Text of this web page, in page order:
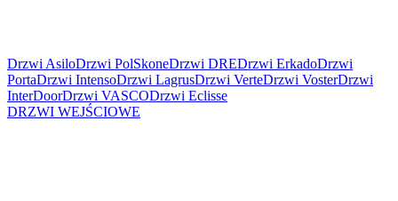
Drzwi AsiloDrzwi PolSkoneDrzwi DREDrzwi ErkadoDrzwi
PortaDrzwi IntensoDrzwi LagrusDrzwi VerteDrzwi VosterDrzwi
InterDoorDrzwi VASCODrzwi Eclisse
DRZWI WEJŚCIOWE